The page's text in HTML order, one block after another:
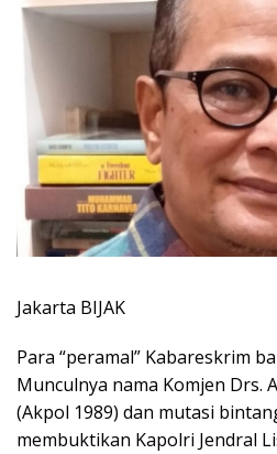
Jakarta BIJAK
Para “peramal” Kabareskrim
Munculnya nama Komjen Drs.
(Akpol 1989) dan mutasi
membuktikan Kapolri Jendral